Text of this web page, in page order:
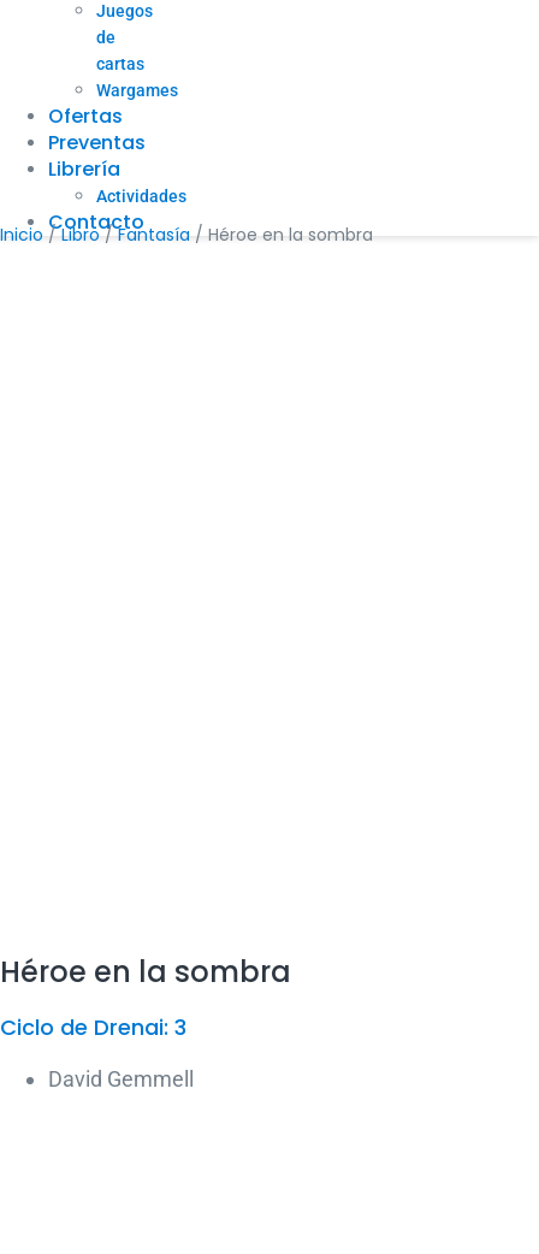
Juegos
de
cartas
Wargames
Ofertas
Preventas
Librería
Actividades
Contacto
Inicio /Libro/Fantasía / Héroe en la sombra
Héroe en la sombra
Ciclo de Drenai: 3
David Gemmell